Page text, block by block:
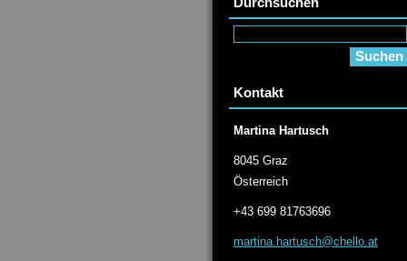
Kontakt
Martina Hartusch
8045 Graz
Österreich
+43 699 81763696
martina. hartusch@chello.at